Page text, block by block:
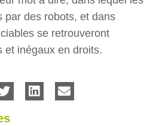
par des robots, et dans
se retrouveront
et inégaux en droits.